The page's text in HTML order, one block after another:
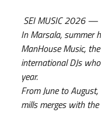
SEI MUSIC 2026 —
In Marsala, summer
ManHouse Music,
international DJs
year.
From June to
mills merges with